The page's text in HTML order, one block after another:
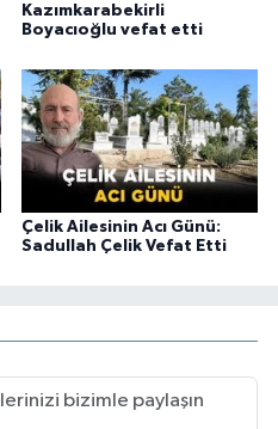
Kazımkarabekirli
Boyacıoğlu vefat etti
Çelik Ailesinin Acı Günü:
Sadullah Çelik Vefat Etti